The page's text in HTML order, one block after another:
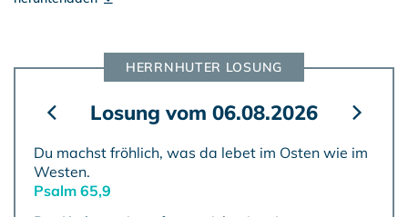
HERRNHUTER LOSUNG